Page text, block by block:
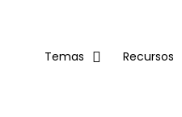
Temas Recursos